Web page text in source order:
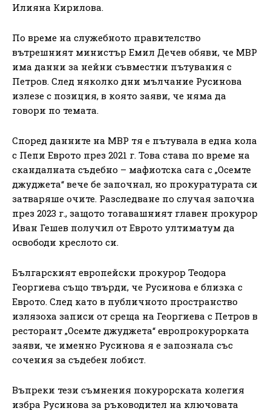
Илияна Кирилова.
По време на служебното правителство
вътрешният министър Емил Дечев обяви, че МВР
има данни за нейни съвместни пътувания с
Петров. След няколко дни мълчание Русинова
излезе с позиция, в която заяви, че няма да
говори по темата.
Според данните на МВР тя е пътувала в една кола
с Пепи Еврото през 2021 г. Това става по време на
скандалната съдебно – мафиотска сага с „Осемте
джуджета“ вече бе започнал, но прокуратурата си
затваряше очите. Разследване по случая започна
през 2023 г., защото тогавашният главен прокурор
Иван Гешев получил от Еврото ултиматум да
освободи креслото си.
Българският европейски прокурор Теодора
Георгиева също твърди, че Русинова е близка с
Еврото. След като в публичното пространство
излязоха записи от среща на Георгиева с Петров в
ресторант „Осемте джуджета“ европрокурорката
заяви, че именно Русинова я е запознала със
сочения за съдебен лобист.
Въпреки тези съмнения покурорската колегия
избра Русинова за ръководител на ключовата